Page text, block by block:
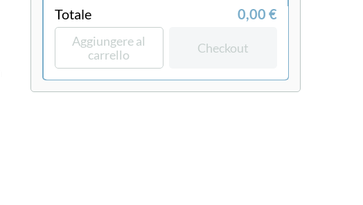
Totale 0,00 €
Aggiungere al
carrello
Checkout